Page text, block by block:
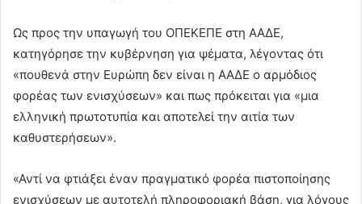
Ως προς την υπαγωγή του ΟΠΕΚΕΠΕ στη ΑΑΔΕ,
κατηγόρησε την κυβέρνηση για ψέματα, λέγοντας ότι
«πουθενά στην Ευρώπη δεν είναι η ΑΑΔΕ ο αρμόδιος
φορέας των ενισχύσεων» και πως πρόκειται για «μια
ελληνική πρωτοτυπία και αποτελεί την αιτία των
καθυστερήσεων».
«Αντί να φτιάξει έναν πραγματικό φορέα πιστοποίησης
ενισχύσεων με αυτοτελή πληροφοριακή βάση, για λόγους